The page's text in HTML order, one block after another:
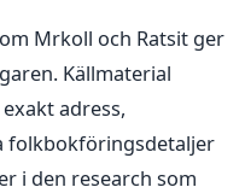
Mrkoll och Ratsit ger
Källmaterial
adress,
folkbokföringsdetaljer
i den research som